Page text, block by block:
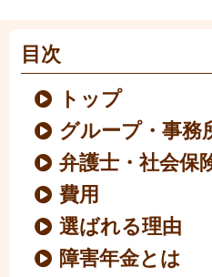
目次
トップ
グループ・事務
弁護士・社会保
費用
選ばれる理由
障害年金とは